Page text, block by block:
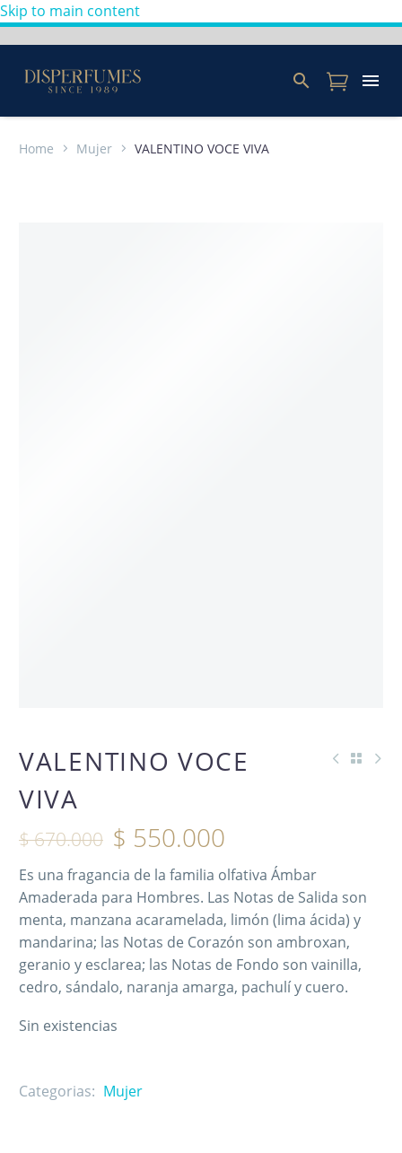
Skip to main content
Home Mujer VALENTINO VOCE VIVA
OFERTA -18%
VALENTINO VOCE
VIVA
$670.000 $ 550.000
Es una fragancia de la familia olfativa Ámbar
Amaderada para Hombres. Las Notas de Salida son
menta, manzana acaramelada, limón (lima ácida) y
mandarina; las Notas de Corazón son ambroxan,
geranio y esclarea; las Notas de Fondo son vainilla,
cedro, sándalo, naranja amarga, pachulí y cuero.
Sin existencias
Categorias: Mujer